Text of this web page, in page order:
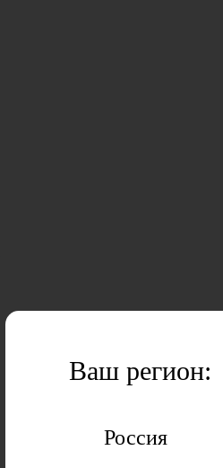
Ваш регион:
Россия